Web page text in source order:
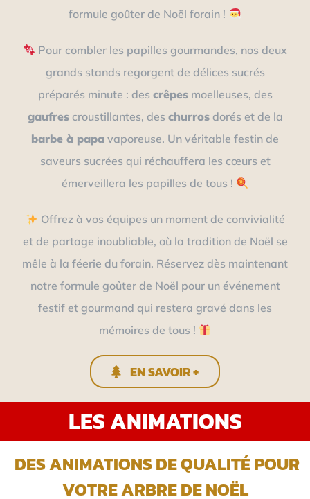
formule goûter de Noël forain !
Pour combler les papilles gourmandes, nos deux
grands stands regorgent de délices sucrés
préparés minute : des crêpesmoelleuses, des
gaufrescroustillantes, des churrosdorés et de la
barbe à papa vaporeuse. Un véritable festin de
saveurs sucrées qui réchauffera les cœurs et
émerveillera les papilles de tous !
Offrez à vos équipes un moment de convivialité
et de partage inoubliable, où la tradition de Noël se
mêle à la féerie du forain. Réservez dès maintenant
notre formule goûter de Noël pour un événement
festif et gourmand qui restera gravé dans les
mémoires de tous !
EN SAVOIR +
LES ANIMATIONS
DES ANIMATIONS DE QUALITÉ POUR
VOTRE ARBRE DE NOËL